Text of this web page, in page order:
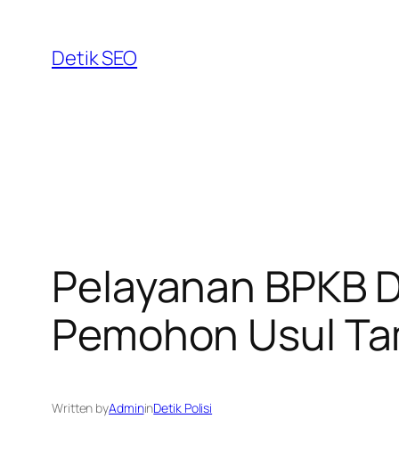
content
Detik SEO
Pelayanan BPKB
Pemohon Usul
Written byAdmininDetik Polisi